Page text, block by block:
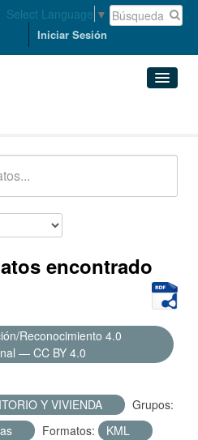
Select Language ▼
Iniciar Sesión
encontrado
Reconocimiento 4.0
— CC BY 4.0
Y VIVIENDA
Grupos:
Formatos:
KML